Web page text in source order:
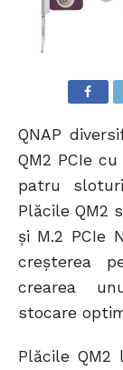
QNAP
QM2 PCIe
patru
Plăcile QM2
și M.2 PCIe
creșterea
crearea
stocare
Plăcile